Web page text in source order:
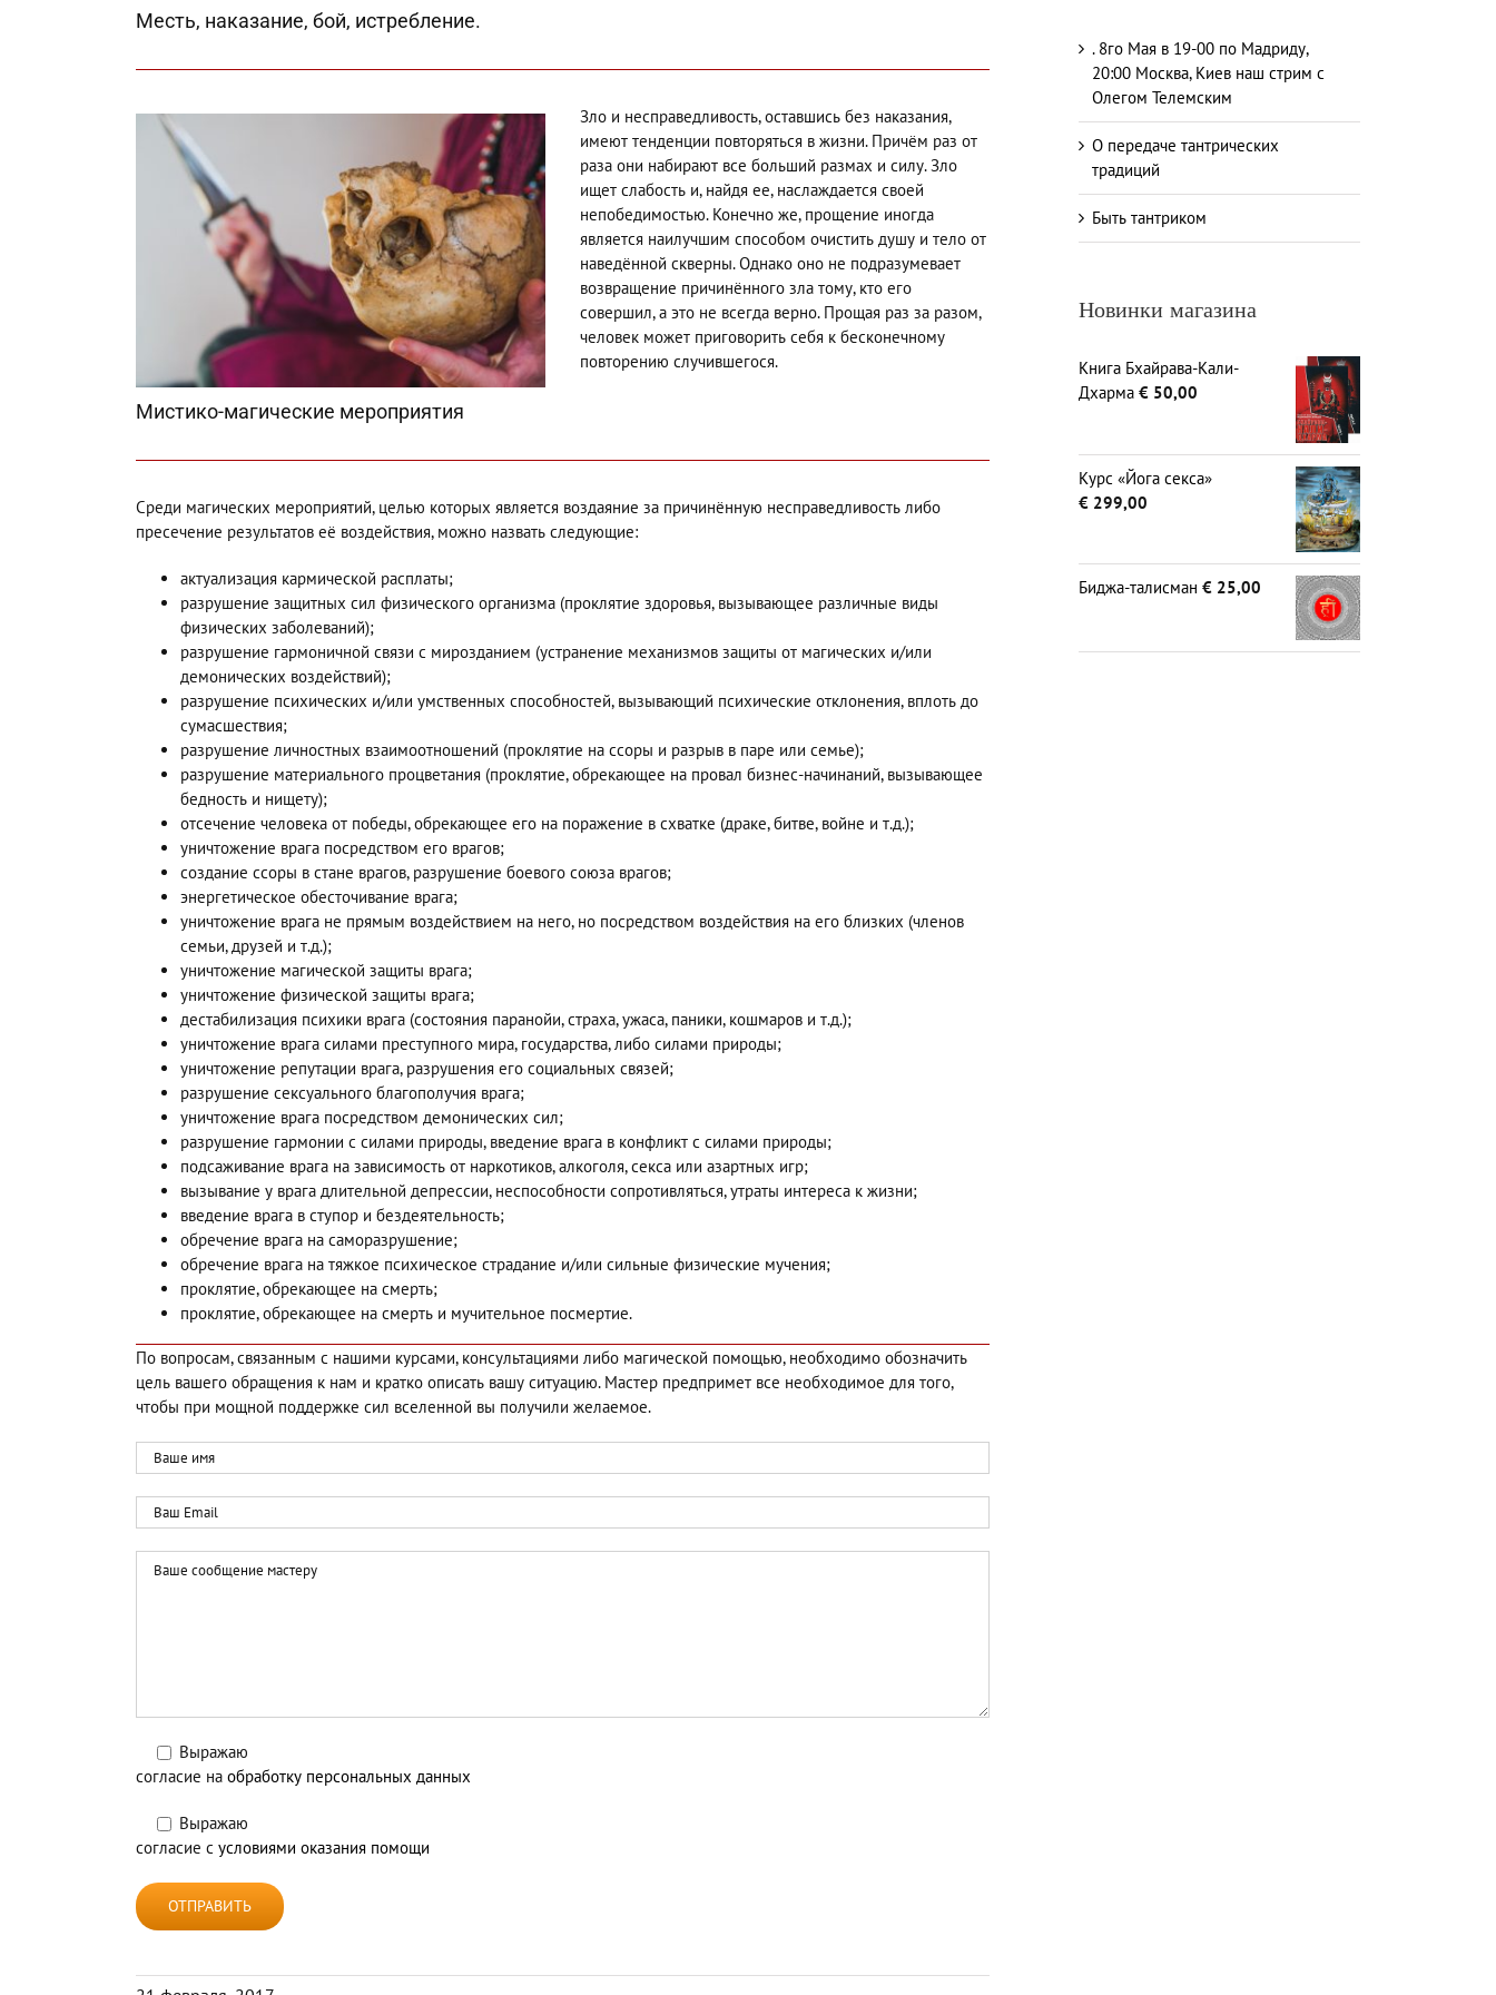
Месть, наказание, бой, истребление.
Зло и несправедливость, оставшись без наказания,
имеют тенденции повторяться в жизни. Причём раз от
раза они набирают все больший размах и силу. Зло
ищет слабость и, найдя ее, наслаждается своей
непобедимостью. Конечно же, прощение иногда
является наилучшим способом очистить душу и тело от
наведённой скверны. Однако оно не подразумевает
возвращение причинённого зла тому, кто его
совершил, а это не всегда верно. Прощая раз за разом,
человек может приговорить себя к бесконечному
повторению случившегося.
Мистико-магические мероприятия
Среди магических мероприятий, целью которых является воздаяние за причинённую несправедливость либо
пресечение результатов её воздействия, можно назвать следующие:
актуализация кармической расплаты;
разрушение защитных сил физического организма (проклятие здоровья, вызывающее различные виды
физических заболеваний);
разрушение гармоничной связи с мирозданием (устранение механизмов защиты от магических и/или
демонических воздействий);
разрушение психических и/или умственных способностей, вызывающий психические отклонения, вплоть до
сумасшествия;
разрушение личностных взаимоотношений (проклятие на ссоры и разрыв в паре или семье);
разрушение материального процветания (проклятие, обрекающее на провал бизнес-начинаний, вызывающее
бедность и нищету);
отсечение человека от победы, обрекающее его на поражение в схватке (драке, битве, войне и т.д.);
уничтожение врага посредством его врагов;
создание ссоры в стане врагов, разрушение боевого союза врагов;
энергетическое обесточивание врага;
уничтожение врага не прямым воздействием на него, но посредством воздействия на его близких (членов
семьи, друзей и т.д.);
уничтожение магической защиты врага;
уничтожение физической защиты врага;
дестабилизация психики врага (состояния паранойи, страха, ужаса, паники, кошмаров и т.д.);
уничтожение врага силами преступного мира, государства, либо силами природы;
уничтожение репутации врага, разрушения его социальных связей;
разрушение сексуального благополучия врага;
уничтожение врага посредством демонических сил;
разрушение гармонии с силами природы, введение врага в конфликт с силами природы;
подсаживание врага на зависимость от наркотиков, алкоголя, секса или азартных игр;
вызывание у врага длительной депрессии, неспособности сопротивляться, утраты интереса к жизни;
введение врага в ступор и бездеятельность;
обречение врага на саморазрушение;
обречение врага на тяжкое психическое страдание и/или сильные физические мучения;
проклятие, обрекающее на смерть;
проклятие, обрекающее на смерть и мучительное посмертие.
По вопросам, связанным с нашими курсами, консультациями либо магической помощью, необходимо обозначить
цель вашего обращения к нам и кратко описать вашу ситуацию. Мастер предпримет все необходимое для того,
чтобы при мощной поддержке сил вселенной вы получили желаемое.
Выражаю
согласие на обработку персональных данных
Выражаю
согласие с условиями оказания помощи
. 8го Мая в 19-00 по Мадриду,
20:00 Москва, Киев наш стрим с
Олегом Телемским
О передаче тантрических
традиций
Быть тантриком
Новинки магазина
Книга Бхайрава-Кали-
Дхарма € 50,00
Курс «Йога секса»
€ 299,00
Биджа-талисман € 25,00